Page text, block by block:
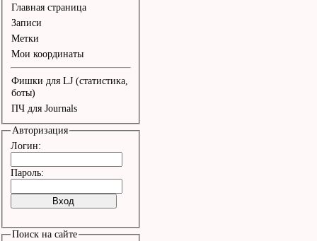
Главная страница
Записи
Метки
Мои координаты
Фишки для LJ (статистика,
боты)
ПЧ для Journals
Авторизация
Логин:
Пароль:
Поиск на сайте